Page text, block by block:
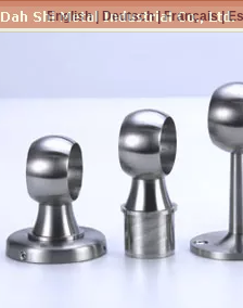
English| Deutsch|Français|